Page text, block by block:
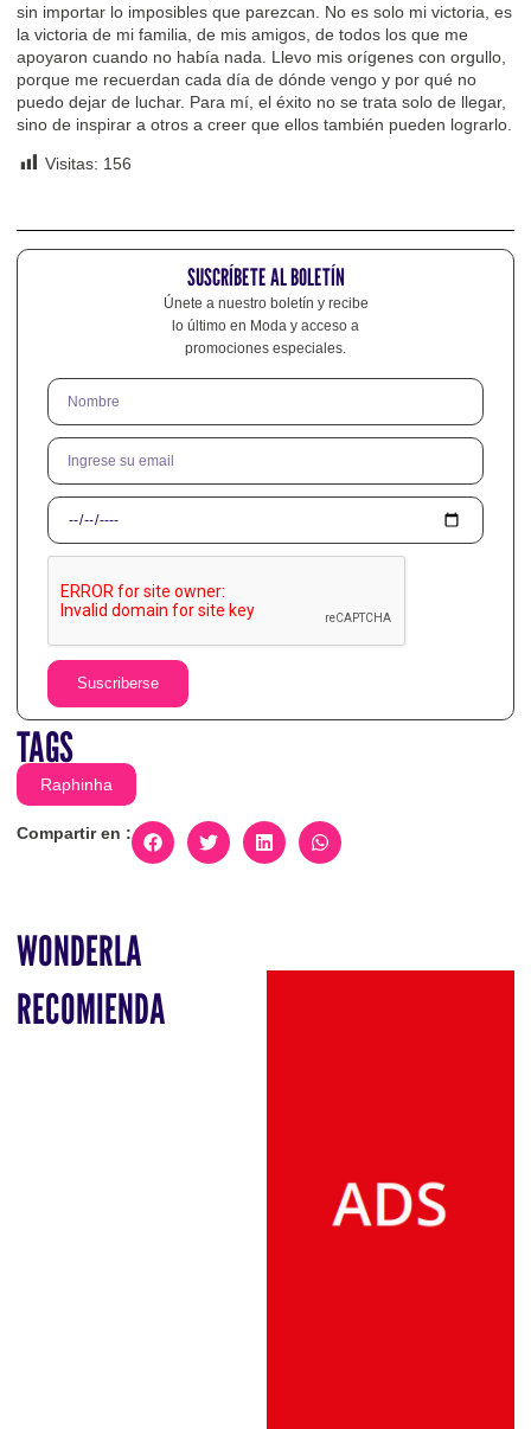
sin importar lo imposibles que parezcan. No es solo mi victoria, es
la victoria de mi familia, de mis amigos, de todos los que me
apoyaron cuando no había nada. Llevo mis orígenes con orgullo,
porque me recuerdan cada día de dónde vengo y por qué no
puedo dejar de luchar. Para mí, el éxito no se trata solo de llegar,
sino de inspirar a otros a creer que ellos también pueden lograrlo.
Visitas: 156
SUSCRÍBETE AL BOLETÍN
Únete a nuestro boletín y recibe
lo último en Moda y acceso a
promociones especiales.
Suscriberse
TAGS
Raphinha
Compartir en :
WONDERLA
RECOMIENDA